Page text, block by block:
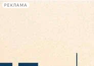
РЕКЛАМА
Сегодня: